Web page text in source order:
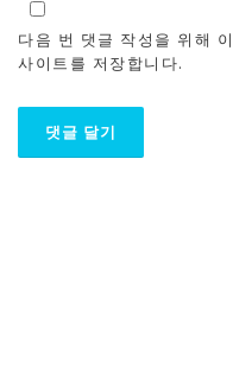
다음 번 댓글 작성을 위해
사이트를 저장합니다.